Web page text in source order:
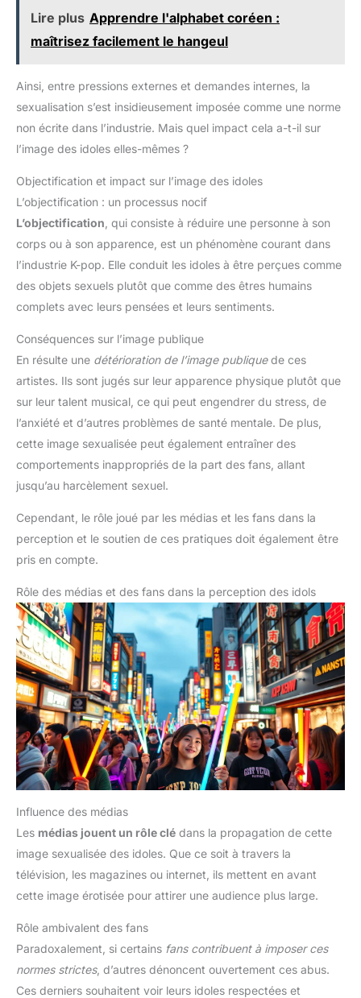
Lire plus Apprendre l'alphabet coréen :
maîtrisez facilement le hangeul
Ainsi, entre pressions externes et demandes internes, la
sexualisation s’est insidieusement imposée comme une norme
non écrite dans l’industrie. Mais quel impact cela a-t-il sur
l’image des idoles elles-mêmes ?
Objectification et impact sur l’image des idoles
L’objectification : un processus nocif
L’objectification , qui consiste à réduire une personne à son
corps ou à son apparence, est un phénomène courant dans
l’industrie K-pop. Elle conduit les idoles à être perçues comme
des objets sexuels plutôt que comme des êtres humains
complets avec leurs pensées et leurs sentiments.
Conséquences sur l’image publique
En résulte une détérioration de l’image publiquede ces
artistes. Ils sont jugés sur leur apparence physique plutôt que
sur leur talent musical, ce qui peut engendrer du stress, de
l’anxiété et d’autres problèmes de santé mentale. De plus,
cette image sexualisée peut également entraîner des
comportements inappropriés de la part des fans, allant
jusqu’au harcèlement sexuel.
Cependant, le rôle joué par les médias et les fans dans la
perception et le soutien de ces pratiques doit également être
pris en compte.
Rôle des médias et des fans dans la perception des idols
Influence des médias
Les médias jouent un rôle clé dans la propagation de cette
image sexualisée des idoles. Que ce soit à travers la
télévision, les magazines ou internet, ils mettent en avant
cette image érotisée pour attirer une audience plus large.
Rôle ambivalent des fans
Paradoxalement, si certains fans contribuent à imposer ces
normes strictes, d’autres dénoncent ouvertement ces abus.
Ces derniers souhaitent voir leurs idoles respectées et